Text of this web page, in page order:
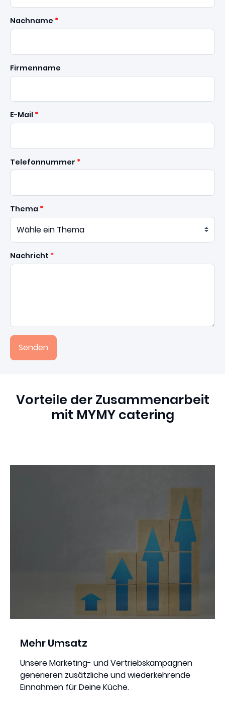
Nachname
Firmenname
E-Mail
Telefonnummer
Thema
Nachricht
Senden
Vorteile der Zusammenarbeit
mit MYMY catering
Mehr Umsatz
Unsere Marketing- und Vertriebskampagnen
generieren zusätzliche und wiederkehrende
Einnahmen für Deine Küche.